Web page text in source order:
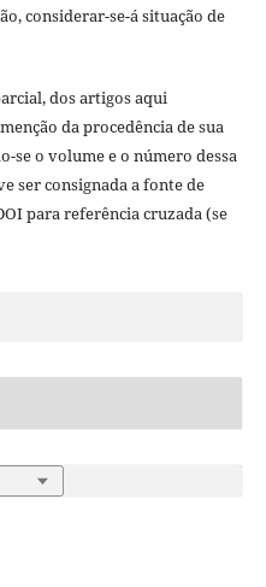
considerar-se-á situação de
dos artigos aqui
da procedência de sua
se o volume e o número dessa
ser consignada a fonte de
para referência cruzada (se